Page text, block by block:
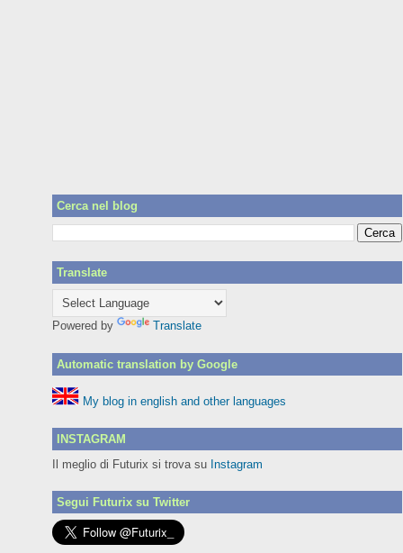
Cerca nel blog
Translate
Powered by Translate
Automatic translation by Google
My blog in english and other languages
INSTAGRAM
Il meglio di Futurix si trova su Instagram
Segui Futurix su Twitter